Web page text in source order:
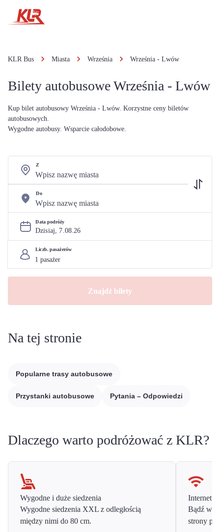
KLR Bus Miasta Września Września - Lwów
Bilety autobusowe Września - Lwów
Kup bilet autobusowy Września - Lwów. Korzystne ceny biletów
autobusowych.
Wygodne autobusy. Wsparcie całodobowe.
Z
Do
Data podróży
Dzisiaj, 7.08.26
Liczb. pasażerów
Znajdź bilety
Na tej stronie
Popularne trasy autobusowe
Przystanki autobusowe Pytania – Odpowiedzi
Dlaczego warto podróżować z KLR?
Wygodne i duże siedzenia
Wygodne siedzenia XXL z odległością
między nimi do 80 cm.
Internet
Bądź w
strony